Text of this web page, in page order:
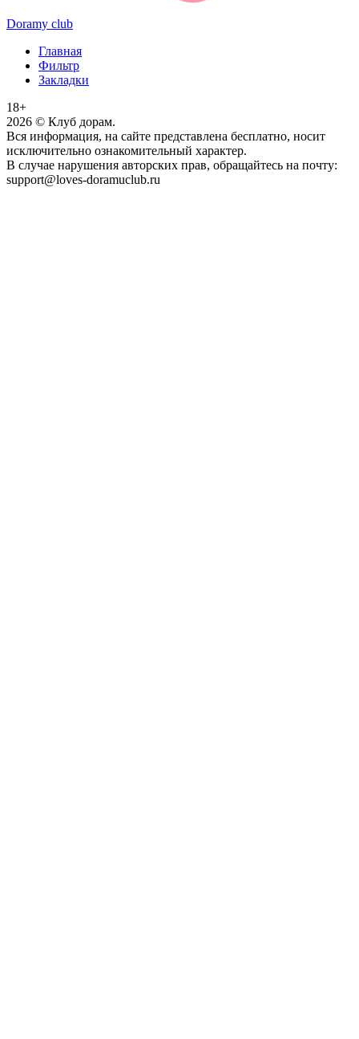
Doramy club
Главная
Фильтр
Закладки
18+
2026 © Клуб дорам.
Вся информация, на сайте представлена бесплатно, носит
исключительно ознакомительный характер.
В случае нарушения авторских прав, обращайтесь на почту:
support@loves-doramuclub.ru